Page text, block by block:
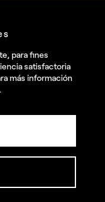
para fines
satisfactoria
más información
.